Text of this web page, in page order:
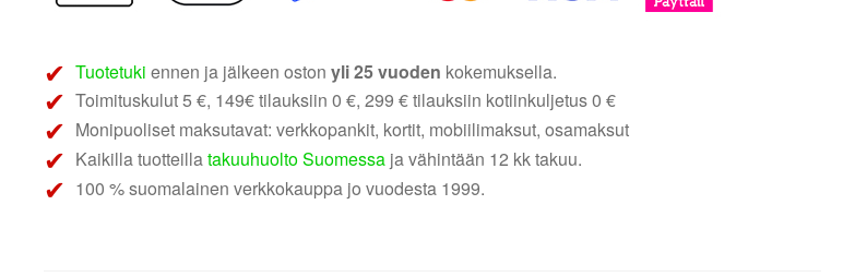
3-
tie
erillisarja
määrä
Tuotetuki ennen ja jälkeen oston yli 25 vuoden kokemuksella.
Toimituskulut 5 €, 149€ tilauksiin 0 €, 299 € tilauksiin kotiinkuljetus 0 €
Monipuoliset maksutavat: verkkopankit, kortit, mobiilimaksut, osamaksut
Kaikilla tuotteillatakuuhuolto Suomessaja vähintään 12 kk takuu.
100 % suomalainen verkkokauppa jo vuodesta 1999.